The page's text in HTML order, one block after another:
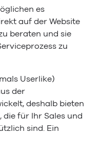
es
auf der Website
beraten und sie
zu
Userlike)
der
deshalb bieten
die für Ihr Sales und
sind. Ein